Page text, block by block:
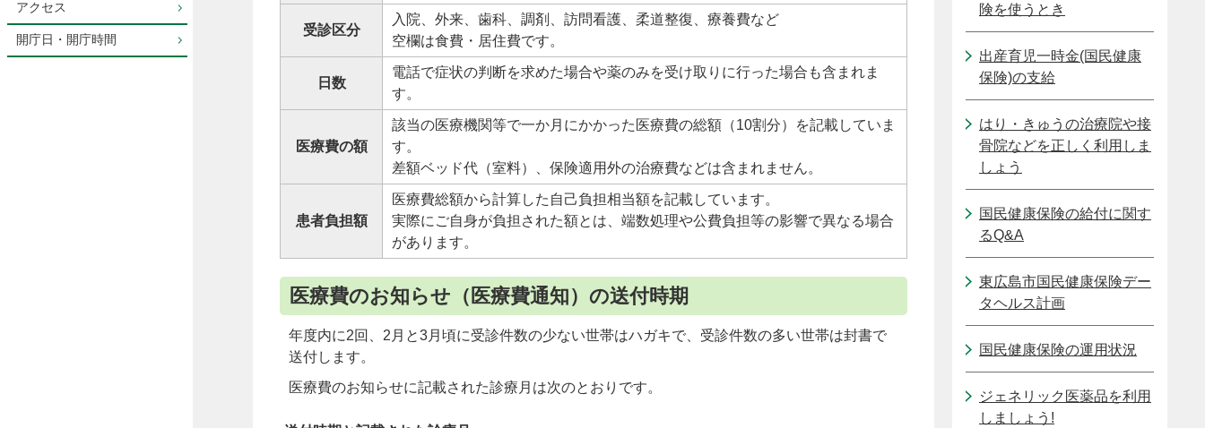
アクセス
開庁日・開庁時間
受診区分
入院、外来、歯科、調剤、訪問看護、柔道整復、療養費など
空欄は食費・居住費です。
日数
電話で症状の判断を求めた場合や薬のみを受け取りに行った場合も含まれま
す。
医療費の額
該当の医療機関等で一か月にかかった医療費の総額（10割分）を記載していま
す。
差額ベッド代（室料）、保険適用外の治療費などは含まれません。
患者負担額
医療費総額から計算した自己負担相当額を記載しています。
実際にご自身が負担された額とは、端数処理や公費負担等の影響で異なる場合
があります。
医療費のお知らせ（医療費通知）の送付時期
年度内に2回、2月と3月頃に受診件数の少ない世帯はハガキで、受診件数の多い世帯は封書で
送付します。
医療費のお知らせに記載された診療月は次のとおりです。
険を使うとき
出産育児一時金(国民健康
保険)の支給
はり・きゅうの治療院や接
骨院などを正しく利用しま
しょう
国民健康保険の給付に関す
るQ&A
東広島市国民健康保険デー
タヘルス計画
国民健康保険の運用状況
ジェネリック医薬品を利用
しましょう!